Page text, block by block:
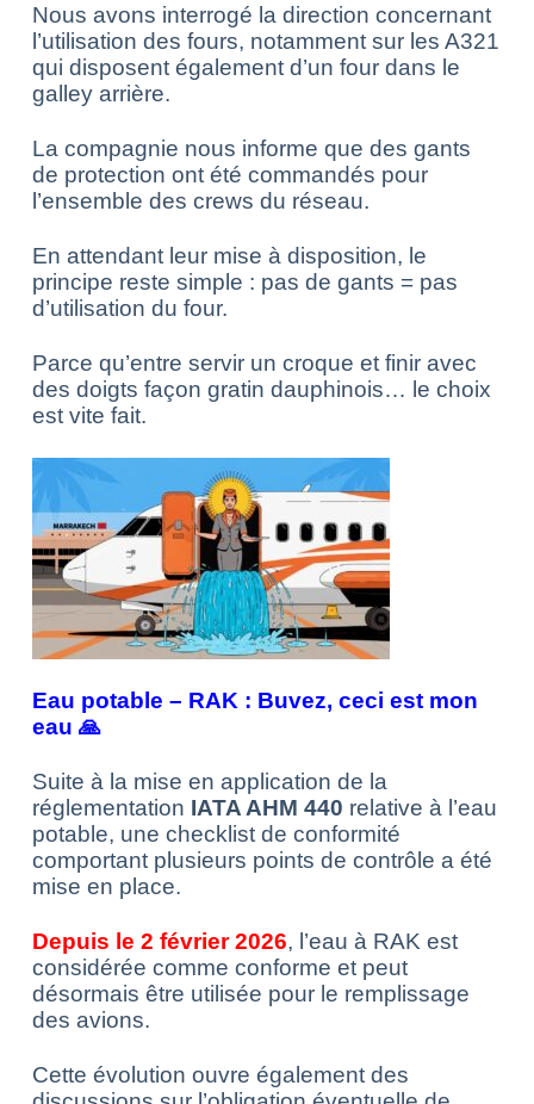
Nous avons interrogé la direction concernant
l’utilisation des fours, notamment sur les A321
qui disposent également d’un four dans le
galley arrière.
La compagnie nous informe que des gants
de protection ont été commandés pour
l’ensemble des crews du réseau.
En attendant leur mise à disposition, le
principe reste simple : pas de gants = pas
d’utilisation du four.
Parce qu’entre servir un croque et finir avec
des doigts façon gratin dauphinois… le choix
est vite fait.
Eau potable – RAK : Buvez, ceci est mon
eau 🙏
Suite à la mise en application de la
réglementation IATA AHM 440 relative à l’eau
potable, une checklist de conformité
comportant plusieurs points de contrôle a été
mise en place.
Depuis le 2 février 2026, l’eau à RAK est
considérée comme conforme et peut
désormais être utilisée pour le remplissage
des avions.
Cette évolution ouvre également des